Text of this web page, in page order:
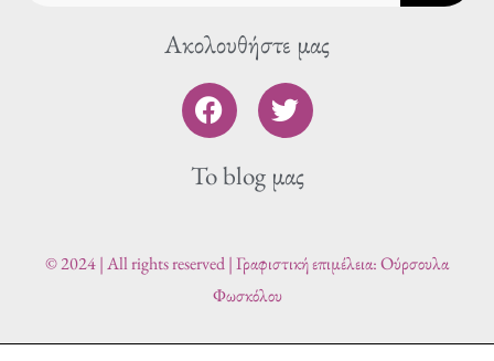
Ακολουθήστε μας
F
a
c
e
o
k
T
w
i
t
r
To blog μας
© 2024 | All rights reserved | Γραφιστική επιμέλεια: Ούρσουλα
Φωσκόλου